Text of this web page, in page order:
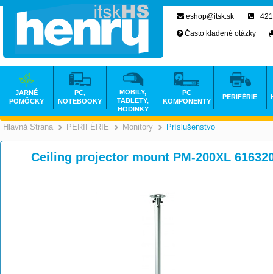
Hlavná Strana >
PERIFÉRIE >
Monitory >
Príslušenstvo
Ceiling projector mount PM-200XL
eshop@itsk.sk
Často kladené otázky
JARNÉ
POMÔCKY
PC,
NOTEBOOKY
MOBILY,
TABLETY,
HODINKY
PC
KOMPONENTY
PERIFÉRIE